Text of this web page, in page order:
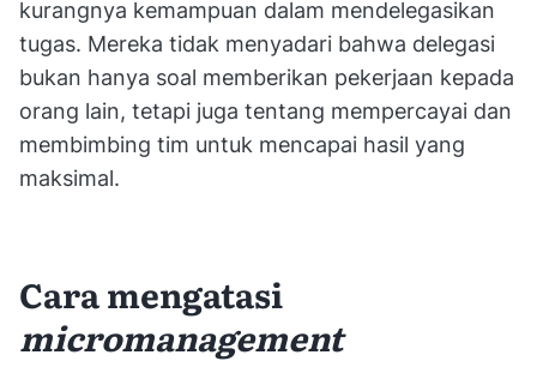
kurangnya kemampuan dalam mendelegasikan
tugas. Mereka tidak menyadari bahwa delegasi
bukan hanya soal memberikan pekerjaan kepada
orang lain, tetapi juga tentang mempercayai dan
membimbing tim untuk mencapai hasil yang
maksimal.
Cara mengatasi
micromanagement